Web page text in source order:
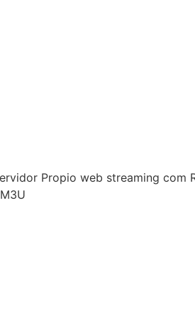
Propio web streaming com